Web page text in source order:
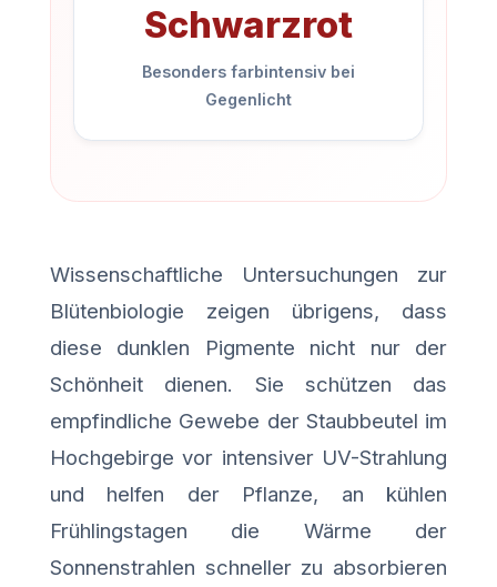
Schwarzrot
Besonders farbintensiv bei
Gegenlicht
Wissenschaftliche Untersuchungen zur
Blütenbiologie zeigen übrigens, dass
diese dunklen Pigmente nicht nur der
Schönheit dienen. Sie schützen das
empfindliche Gewebe der Staubbeutel im
Hochgebirge vor intensiver UV-Strahlung
und helfen der Pflanze, an kühlen
Frühlingstagen die Wärme der
Sonnenstrahlen schneller zu absorbieren